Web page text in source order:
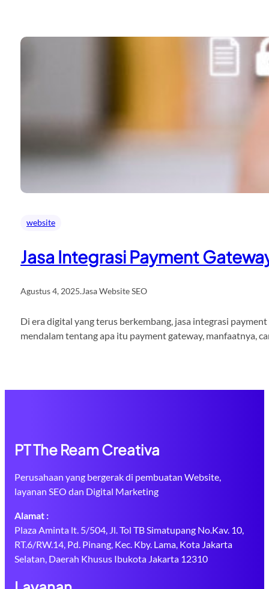
website
Jasa Integrasi Payment
Agustus 4, 2025.Jasa Website SEO
Di era digital yang terus berkembang, jasa integrasi
mendalam tentang apa itu payment gateway, manfaatnya,
PT The Ream Creativa
Perusahaan yang bergerak di pembuatan Website,
layanan SEO dan Digital Marketing
Alamat :
Plaza Aminta lt. 5/504, Jl. Tol TB Simatupang No.Kav. 10,
RT.6/RW.14, Pd. Pinang, Kec. Kby. Lama, Kota Jakarta
Selatan, Daerah Khusus Ibukota Jakarta 12310